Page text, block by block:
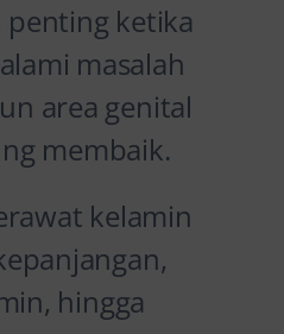
ketika
masalah
area genital
membaik.
kelamin
hingga